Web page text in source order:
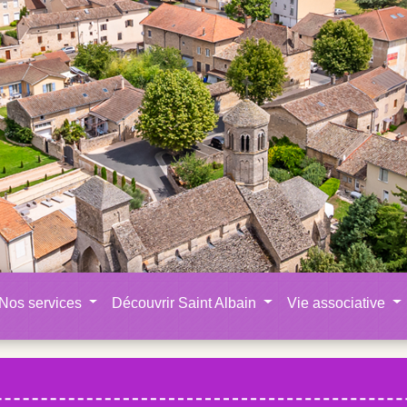
Nos services Découvrir Saint Albain Vie associative